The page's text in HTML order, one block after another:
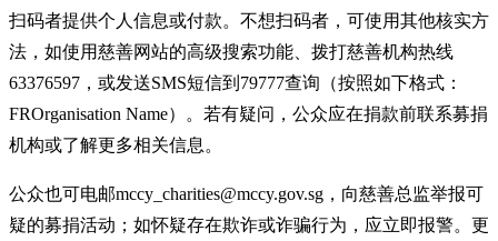
扫码者提供个人信息或付款。不想扫码者，可使用其他核实方
法，如使用慈善网站的高级搜索功能、拨打慈善机构热线
63376597，或发送SMS短信到79777查询（按照如下格式：
FROrganisation Name）。若有疑问，公众应在捐款前联系募捐
机构或了解更多相关信息。
公众也可电邮mccy_charities@mccy.gov.sg，向慈善总监举报可
疑的募捐活动；如怀疑存在欺诈或诈骗行为，应立即报警。更